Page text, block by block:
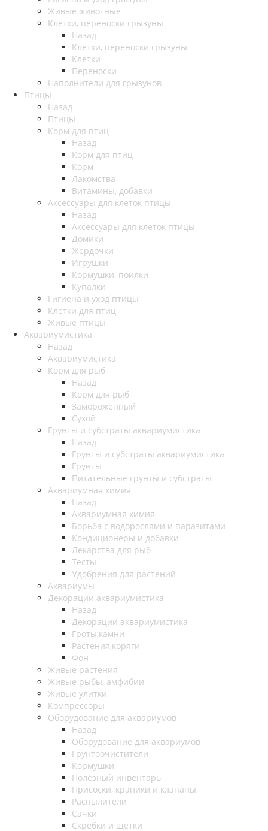
Живые животные
Клетки, переноски грызуны
Назад
Клетки, переноски грызуны
Клетки
Переноски
Наполнители для грызунов
Птицы
Назад
Птицы
Корм для птиц
Назад
Корм для птиц
Корм
Лакомства
Витамины, добавки
Аксессуары для клеток птицы
Назад
Аксессуары для клеток птицы
Домики
Жердочки
Игрушки
Кормушки, поилки
Купалки
Гигиена и уход птицы
Клетки для птиц
Живые птицы
Аквариумистика
Назад
Аквариумистика
Корм для рыб
Назад
Корм для рыб
Замороженный
Сухой
Грунты и субстраты аквариумистика
Назад
Грунты и субстраты аквариумистика
Грунты
Питательные грунты и субстраты
Аквариумная химия
Назад
Аквариумная химия
Борьба с водорослями и паразитами
Кондиционеры и добавки
Лекарства для рыб
Тесты
Удобрения для растений
Аквариумы
Декорации аквариумистика
Назад
Декорации аквариумистика
Гроты,камни
Растения,коряги
Фон
Живые растения
Живые рыбы, амфибии
Живые улитки
Компрессоры
Оборудование для аквариумов
Назад
Оборудование для аквариумов
Грунтоочистители
Кормушки
Полезный инвентарь
Присоски, краники и клапаны
Распылители
Сачки
Скребки и щетки